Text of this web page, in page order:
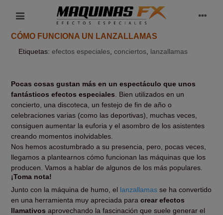
CÓMO FUNCIONA UN LANZALLAMAS
Etiquetas: efectos especiales, conciertos, lanzallamas
Pocas cosas gustan más en un espectáculo que unos
fantásticos efectos especiales . Bien utilizados en un
concierto, una discoteca, un festejo de fin de año o
celebraciones varias (como las deportivas), muchas veces,
consiguen aumentar la euforia y el asombro de los asistentes
creando momentos inolvidables.
Nos hemos acostumbrado a su presencia, pero, pocas veces,
llegamos a plantearnos cómo funcionan las máquinas que los
producen. Vamos a hablar de algunos de los más populares.
¡Toma nota!
Junto con la máquina de humo, el lanzallamas se ha convertido
en una herramienta muy apreciada para crear efectos
llamativos aprovechando la fascinación que suele generar el